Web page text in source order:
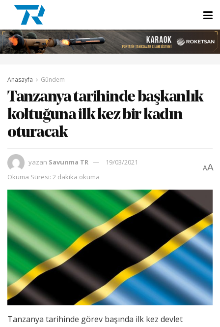
Anasayfa Gündem
Tanzanya tarihinde başkanlık
koltuğuna ilk kez bir kadın
oturacak
yazan Savunma TR
19/03/2021
Okuma Süresi: 2 dakika okuma
AA
Tanzanya tarihinde görev başında ilk kez devlet